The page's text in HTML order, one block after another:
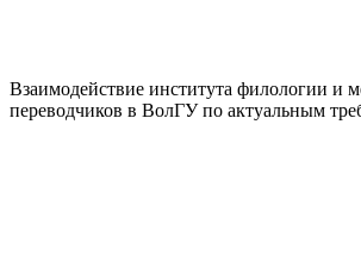
Взаимодействие института филологии и
переводчиков в ВолГУ по актуальным